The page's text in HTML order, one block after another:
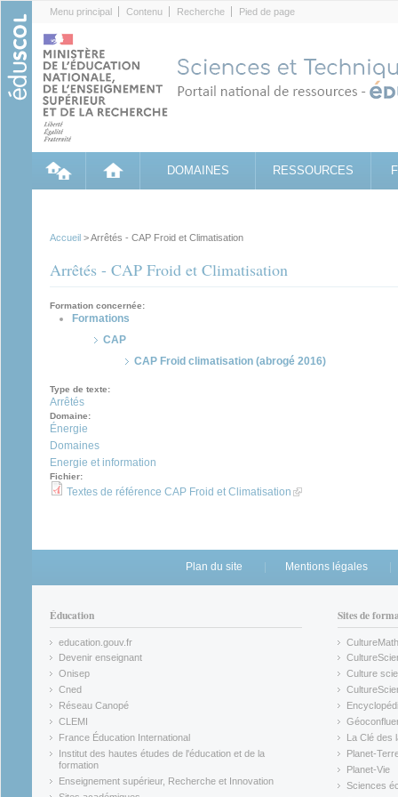
Menu principal Contenu Recherche Pied de page
DOMAINES RESSOURCES
Accueil > Arrêtés - CAP Froid et Climatisation
Arrêtés - CAP Froid et Climatisation
Formation concernée:
Formations
CAP
CAP Froid climatisation (abrogé 2016)
Type de texte:
Arrêtés
Domaine:
Énergie
Domaines
Energie et information
Fichier:
Textes de référence CAP Froid et Climatisation (link is external)
Plan du site Mentions légales
Éducation
education.gouv.fr
(link is external)
Devenir enseignant
(link is external)
Onisep
(link is external)
Cned
(link is external)
Réseau Canopé
(link is external)
CLEMI
(link is external)
France Éducation International
(link is external)
Institut des hautes études de l'éducation et de la
formation
(link is external)
Enseignement supérieur, Recherche et Innovation
(link is external)
Sites de
CultureMath
(link is
(link is
Culture
(link is
(link is
(link is
La Clé des
(link is
Planet-
(link is
Planet-Vie
(link is
Sciences